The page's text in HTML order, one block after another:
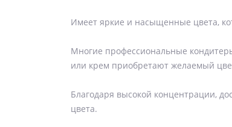
Имеет яркие и насыщенные цвета,
Многие профессиональные
или крем приобретают желаемый
Благодаря высокой концентрации,
цвета.